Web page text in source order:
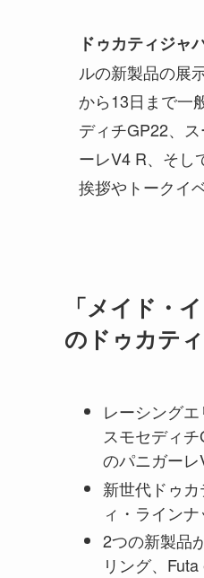
ドゥカティジャ
ルの新製品の展
から13日まで一
ディチGP22、
ーレV4 R、そし
挨拶やトークイ
「メイド・
のドゥカテ
レーシング
スモセディ
のパニガーレ
新世代ドゥ
ィ・ライン
2つの新製品
リング、